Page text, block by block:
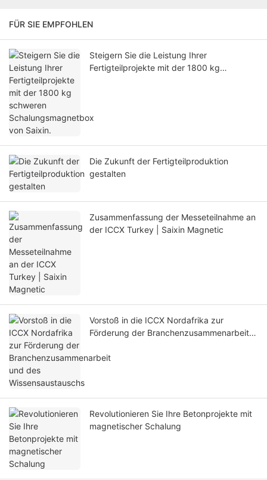
FÜR SIE EMPFOHLEN
Steigern Sie die Leistung Ihrer
Fertigteilprojekte mit der 1800 kg
Die Zukunft der Fertigteilproduktion
gestalten
Zusammenfassung der Messeteilnahme an
der ICCX Turkey | Saixin Magnetic
Vorstoß in die ICCX Nordafrika zur
Förderung der Branchenzusammenarbeit
Revolutionieren Sie Ihre Betonprojekte mit
magnetischer Schalung